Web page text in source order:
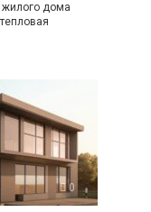
жилого дома
0